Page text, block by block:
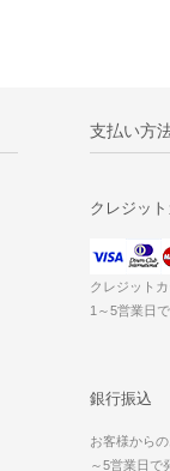
支払い方
クレジッ
クレジット
1～5営業日
銀行振込
お客様から
～5営業日で